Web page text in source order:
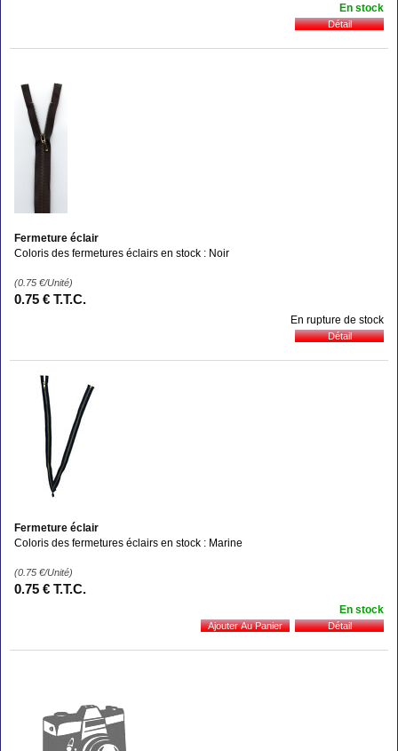
En stock
Fermeture éclair
Coloris des fermetures éclairs en stock : Noir
(0.75 €/Unité)
0.75 € T.T.C.
En rupture de stock
Fermeture éclair
Coloris des fermetures éclairs en stock : Marine
(0.75 €/Unité)
0.75 € T.T.C.
En stock